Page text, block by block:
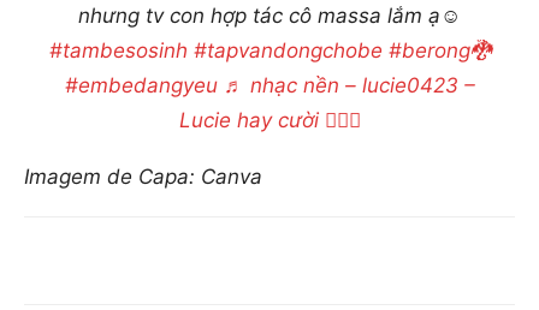
nhưng tv con hợp tác cô massa lắm ạ☺️
#tambesosinh #tapvandongchobe #berong🐉
#embedangyeu ♬ nhạc nền – lucie0423 –
Lucie hay cười 👩‍❤️‍👩
Imagem de Capa: Canva